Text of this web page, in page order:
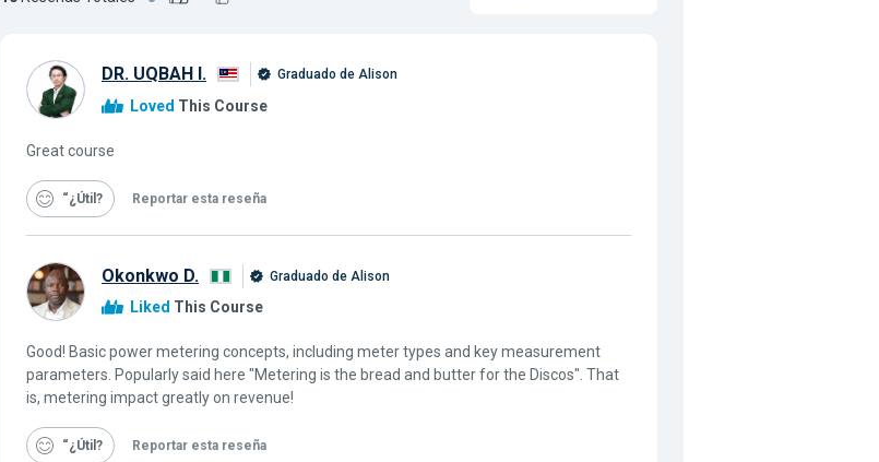
DR. UQBAH I. Graduado de Alison
Loved This Course
Great course
“¿Útil Reportar esta reseña
Okonkwo D. Graduado de Alison
Liked This Course
Good! Basic power metering concepts, including meter types and key measurement
parameters. Popularly said here "Metering is the bread and butter for the Discos". That
is, metering impact greatly on revenue!
“¿Útil Reportar esta reseña